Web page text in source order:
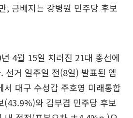
, 금배지는 강병원 민주당 후보
4월 15일 치러진 21대 총선에
선거 일주일 전(8일) 발표된 엠
서 대구 수성갑 주호영 미래통합
(43.9%)와 김부겸 민주당 후보